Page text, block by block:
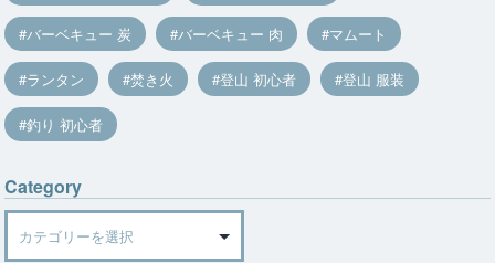
バーベキュー 炭 バーベキュー 肉 マムート
ランタン 焚き火 登山 初心者 登山 服装
釣り 初心者
Category